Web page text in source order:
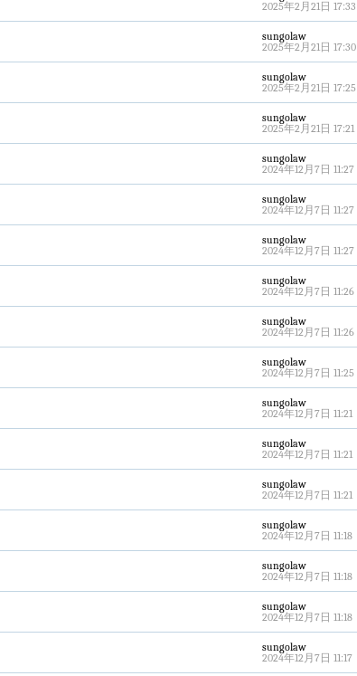
2025年2月21日 17:33
sungolaw
2025年2月21日 17:30
sungolaw
2025年2月21日 17:25
sungolaw
2025年2月21日 17:21
sungolaw
2024年12月7日 11:27
sungolaw
2024年12月7日 11:27
sungolaw
2024年12月7日 11:27
sungolaw
2024年12月7日 11:26
sungolaw
2024年12月7日 11:26
sungolaw
2024年12月7日 11:25
sungolaw
2024年12月7日 11:21
sungolaw
2024年12月7日 11:21
sungolaw
2024年12月7日 11:21
sungolaw
2024年12月7日 11:18
sungolaw
2024年12月7日 11:18
sungolaw
2024年12月7日 11:18
sungolaw
2024年12月7日 11:17